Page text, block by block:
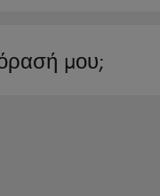
μου;